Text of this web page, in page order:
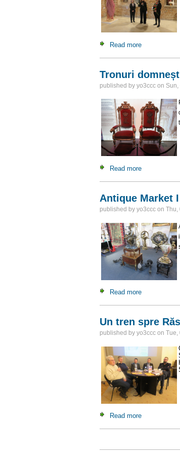
Read more
Tronuri
published by yo3ccc on
Read more
Antique Market I
published by yo3ccc on Thu,
Read more
Un tren spre
published by yo3ccc on Tue,
Read more